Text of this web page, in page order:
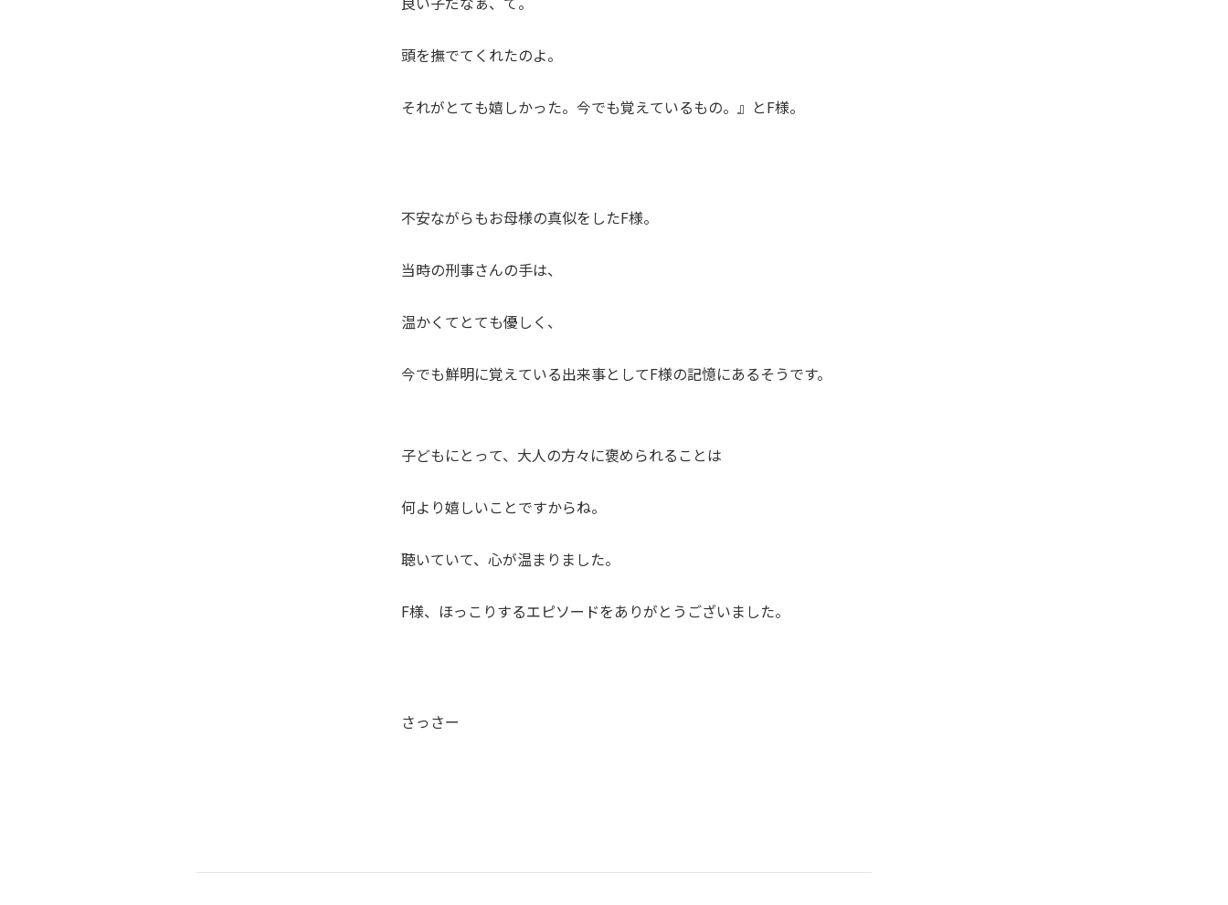
頭を撫でてくれたのよ。
それがとても嬉しかった。今でも覚えているもの。』とF様。
不安ながらもお母様の真似をしたF様。
当時の刑事さんの手は、
温かくてとても優しく、
今でも鮮明に覚えている出来事としてF様の記憶にあるそうです。
子どもにとって、大人の方々に褒められることは
何より嬉しいことですからね。
聴いていて、心が温まりました。
F様、ほっこりするエピソードをありがとうございました。
さっさー